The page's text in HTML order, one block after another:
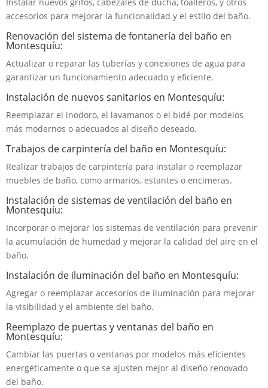
accesorios para mejorar la funcionalidad y el estilo del baño.
Renovación del sistema de fontanería del baño en
Montesquíu:
Actualizar o reparar las tuberías y conexiones de agua para
garantizar un funcionamiento adecuado y eficiente.
Instalación de nuevos sanitarios en Montesquíu:
Reemplazar el inodoro, el lavamanos o el bidé por modelos
más modernos o adecuados al diseño deseado.
Trabajos de carpintería del baño en Montesquíu:
Realizar trabajos de carpintería para instalar o reemplazar
muebles de baño, como armarios, estantes o encimeras.
Instalación de sistemas de ventilación del baño en
Montesquíu:
Incorporar o mejorar los sistemas de ventilación para prevenir
la acumulación de humedad y mejorar la calidad del aire en el
baño.
Instalación de iluminación del baño en Montesquíu:
Agregar o reemplazar accesorios de iluminación para mejorar
la visibilidad y el ambiente del baño.
Reemplazo de puertas y ventanas del baño en
Montesquíu:
Cambiar las puertas o ventanas por modelos más eficientes
energéticamente o que se ajusten mejor al diseño renovado
del baño.